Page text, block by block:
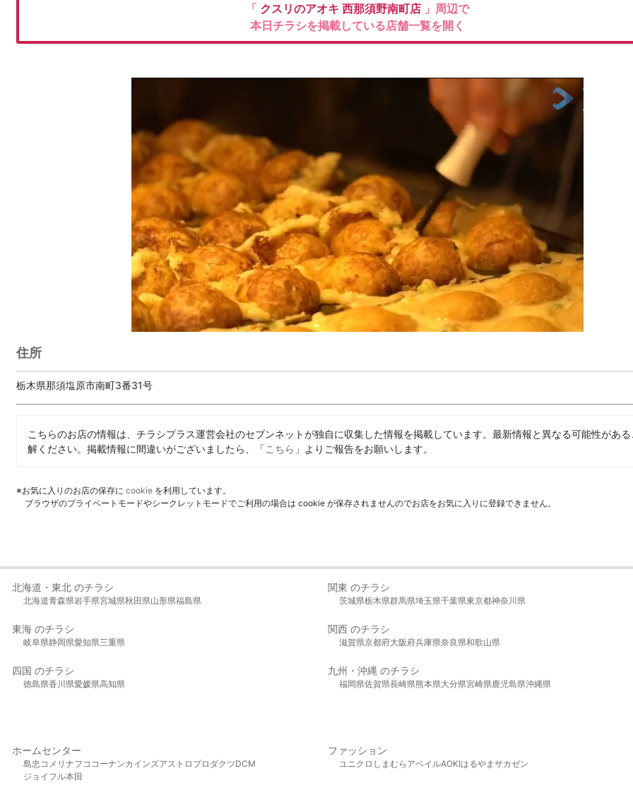
「 クスリのアオキ 西那須野南町店 」周辺で
本日チラシを掲載している店舗一覧を開く
住所
栃木県那須塩原市南町3番31号
こちらのお店の情報は、チラシプラス運営会社のセブンネットが独自に収集した情報を掲載しています。最新情報と異なる可能性があ
解ください。掲載情報に間違いがございましたら、「こちら 」よりご報告をお願いします。
※お気に入りのお店の保存に cookie を利用しています。
ブラウザのプライベートモードやシークレットモードでご利用の場合は cookie が保存されませんのでお店をお気に入りに登録できません。
北海道・東北 のチラシ
北海道青森県岩手県宮城県秋田県山形県福島県
関東 のチラシ
茨城県栃木県群馬県埼玉県千葉県東京都神奈川県
東海 のチラシ
岐阜県静岡県愛知県三重県
関西 のチラシ
滋賀県京都府大阪府兵庫県奈良県和歌山県
四国 のチラシ
徳島県香川県愛媛県高知県
九州・沖縄 のチラシ
福岡県佐賀県長崎県熊本県大分県宮崎県鹿児島県沖縄県
ホームセンター
島忠 コメリ ナフコ コーナンカインズアストロプロダクツDCM
ジョイフル本田
ファッション
ユニクロ しまむら アベイルAOKIはるやま サカゼン